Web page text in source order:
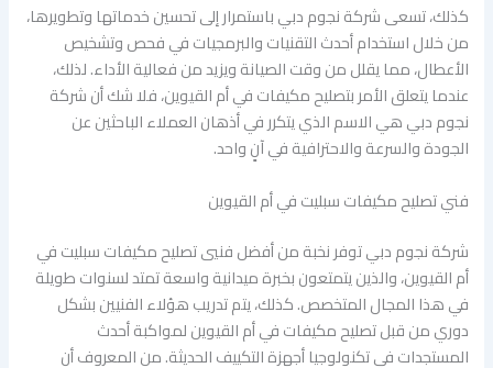
كذلك، تسعى شركة نجوم دبي باستمرار إلى تحسين خدماتها وتطويرها،
من خلال استخدام أحدث التقنيات والبرمجيات في فحص وتشخيص
الأعطال، مما يقلل من وقت الصيانة ويزيد من فعالية الأداء. لذلك،
عندما يتعلق الأمر بتصليح مكيفات في أم القيوين، فلا شك أن شركة
نجوم دبي هي الاسم الذي يتكرر في أذهان العملاء الباحثين عن
الجودة والسرعة والاحترافية في آنٍ واحد.
فني تصليح مكيفات سبليت في أم القيوين
شركة نجوم دبي توفر نخبة من أفضل فنيي تصليح مكيفات سبليت في
أم القيوين، والذين يتمتعون بخبرة ميدانية واسعة تمتد لسنوات طويلة
في هذا المجال المتخصص. كذلك، يتم تدريب هؤلاء الفنيين بشكل
دوري من قبل تصليح مكيفات في أم القيوين لمواكبة أحدث
المستجدات في تكنولوجيا أجهزة التكييف الحديثة. من المعروف أن